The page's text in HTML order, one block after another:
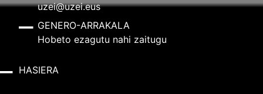
uzei@uzei.eus
GENERO-ARRAKALA
Hobeto ezagutu nahi zaitugu
HASIERA